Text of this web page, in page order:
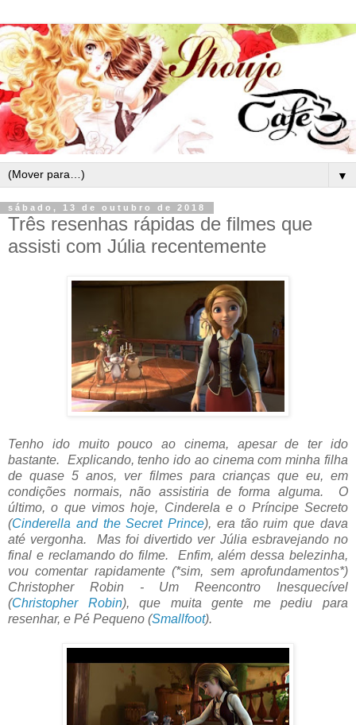
▼
sábado, 13 de outubro de 2018
Três resenhas rápidas de filmes que
assisti com Júlia recentemente
Tenho ido muito pouco ao cinema, apesar de ter ido
bastante. Explicando, tenho ido ao cinema com minha filha
de quase 5 anos, ver filmes para crianças que eu, em
condições normais, não assistiria de forma alguma. O
último, o que vimos hoje, Cinderela e o Príncipe Secreto
(Cinderella and the Secret Prince), era tão ruim que dava
até vergonha. Mas foi divertido ver Júlia esbravejando no
final e reclamando do filme. Enfim, além dessa belezinha,
vou comentar rapidamente (*sim, sem aprofundamentos*)
Christopher Robin - Um Reencontro Inesquecível
(Christopher Robin), que muita gente me pediu para
resenhar, e Pé Pequeno (Smallfoot).